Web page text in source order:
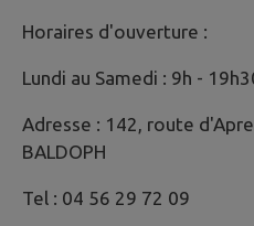
Horaires d'ouverture :
Lundi au Samedi : 9h -
Adresse : 142, route
BALDOPH
Tel : 04 56 29 72 09